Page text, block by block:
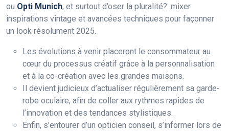
ou Opti Munich, et surtout d’oser la pluralité?: mixer
inspirations vintage et avancées techniques pour façonner
un look résolument 2025.
Les évolutions à venir placeront le consommateur au
cœur du processus créatif grâce à la personnalisation
et à la co-création avec les grandes maisons.
Il devient judicieux d’actualiser régulièrement sa garde-
robe oculaire, afin de coller aux rythmes rapides de
l’innovation et des tendances stylistiques.
Enfin, s’entourer d’un opticien conseil, s’informer lors de